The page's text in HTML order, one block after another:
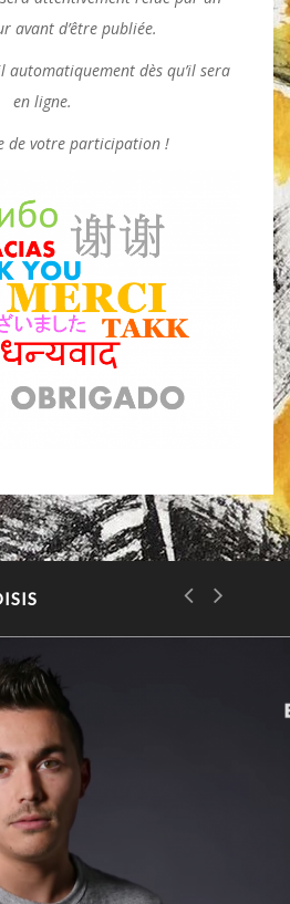
avant d’être publiée.
automatiquement dès qu’il sera
en ligne.
de votre participation !